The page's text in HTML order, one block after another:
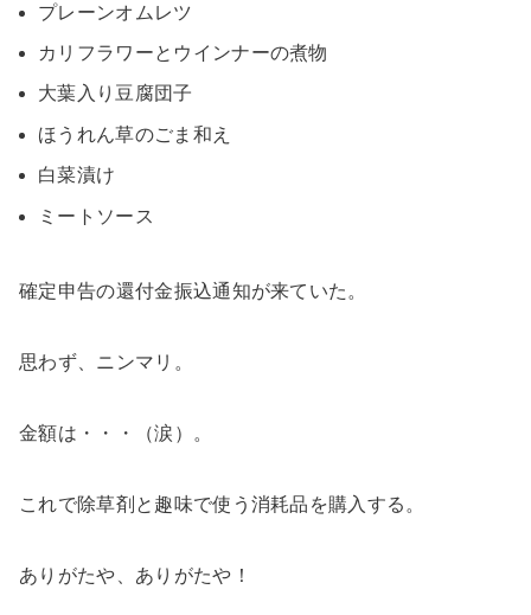
プレーンオムレツ
カリフラワーとウインナーの煮物
大葉入り豆腐団子
ほうれん草のごま和え
白菜漬け
ミートソース
確定申告の還付金振込通知が来ていた。
思わず、ニンマリ。
金額は・・・（涙）。
これで除草剤と趣味で使う消耗品を購入する。
ありがたや、ありがたや！